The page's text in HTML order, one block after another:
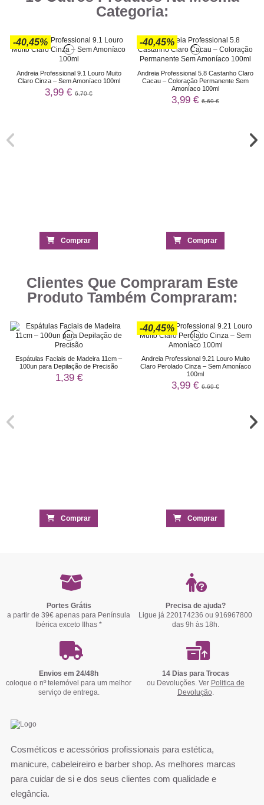
Categoria:
-40,45%
Andreia Professional 9.1 Louro Muito
Claro Cinza – Sem Amoníaco 100ml
3,99 € 6,70 €
Comprar
-40,45%
Andreia Professional 5.8 Castanho Claro
Cacau – Coloração Permanente Sem
Amoníaco 100ml
3,99 € 6,69 €
Comprar
Clientes Que Compraram Este
Produto Também Compraram:
Espátulas Faciais de Madeira 11cm –
100un para Depilação de Precisão
1,39 €
Comprar
-40,45%
Andreia Professional 9.21 Louro Muito
Claro Perolado Cinza – Sem Amoníaco
100ml
3,99 € 6,69 €
Comprar
Portes Grátis
a partir de 39€ apenas para Península
Ibérica exceto Ilhas *
Precisa de ajuda?
Ligue já 220174236 ou 916967800
das 9h às 18h.
Envios em 24/48h
coloque o nº telemóvel para um melhor
serviço de entrega.
14 Dias para Trocas
ou Devoluções. Ver Politica de
Devolução
Cosméticos e acessórios profissionais para estética,
manicure, cabeleireiro e barber shop. As melhores marcas
para cuidar de si e dos seus clientes com qualidade e
elegância.